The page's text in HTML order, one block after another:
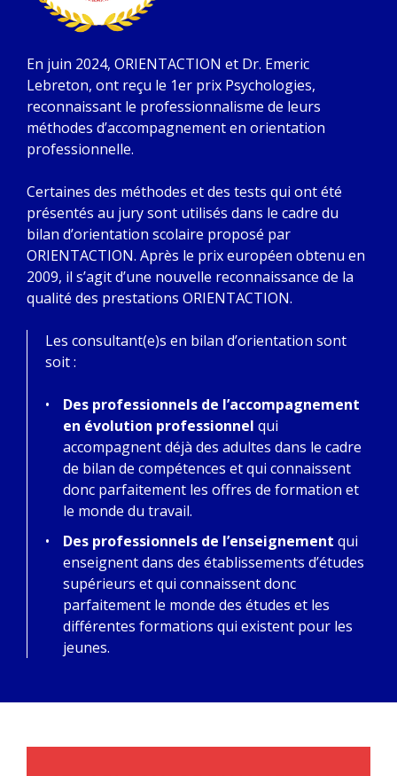
En juin 2024, ORIENTACTION et Dr. Emeric
Lebreton, ont reçu le 1er prix Psychologies,
reconnaissant le professionnalisme de leurs
méthodes d’accompagnement en orientation
professionnelle.
Certaines des méthodes et des tests qui ont été
présentés au jury sont utilisés dans le cadre du
bilan d’orientation scolaire proposé par
ORIENTACTION. Après le prix européen obtenu en
2009, il s’agit d’une nouvelle reconnaissance de la
qualité des prestations ORIENTACTION.
Les consultant(e)s en bilan d’orientation sont
soit :
Des professionnels de l’accompagnement
en évolution professionnel qui
accompagnent déjà des adultes dans le cadre
de bilan de compétences et qui connaissent
donc parfaitement les offres de formation et
le monde du travail.
Des professionnels de l’enseignement qui
enseignent dans des établissements d’études
supérieurs et qui connaissent donc
parfaitement le monde des études et les
différentes formations qui existent pour les
jeunes.